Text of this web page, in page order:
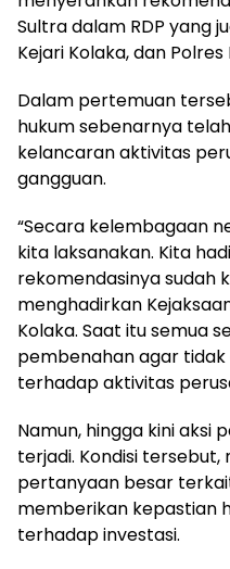
Sultra dalam RDP yang
Kejari Kolaka, dan Polres
Dalam pertemuan
hukum sebenarnya
kelancaran aktivitas
gangguan.
“Secara kelembagaan
kita laksanakan. Kita
rekomendasinya sudah
menghadirkan
Kolaka. Saat itu semua
pembenahan agar tidak
terhadap aktivitas
Namun, hingga kini aksi
terjadi. Kondisi
pertanyaan besar
memberikan kepastian
terhadap investasi.